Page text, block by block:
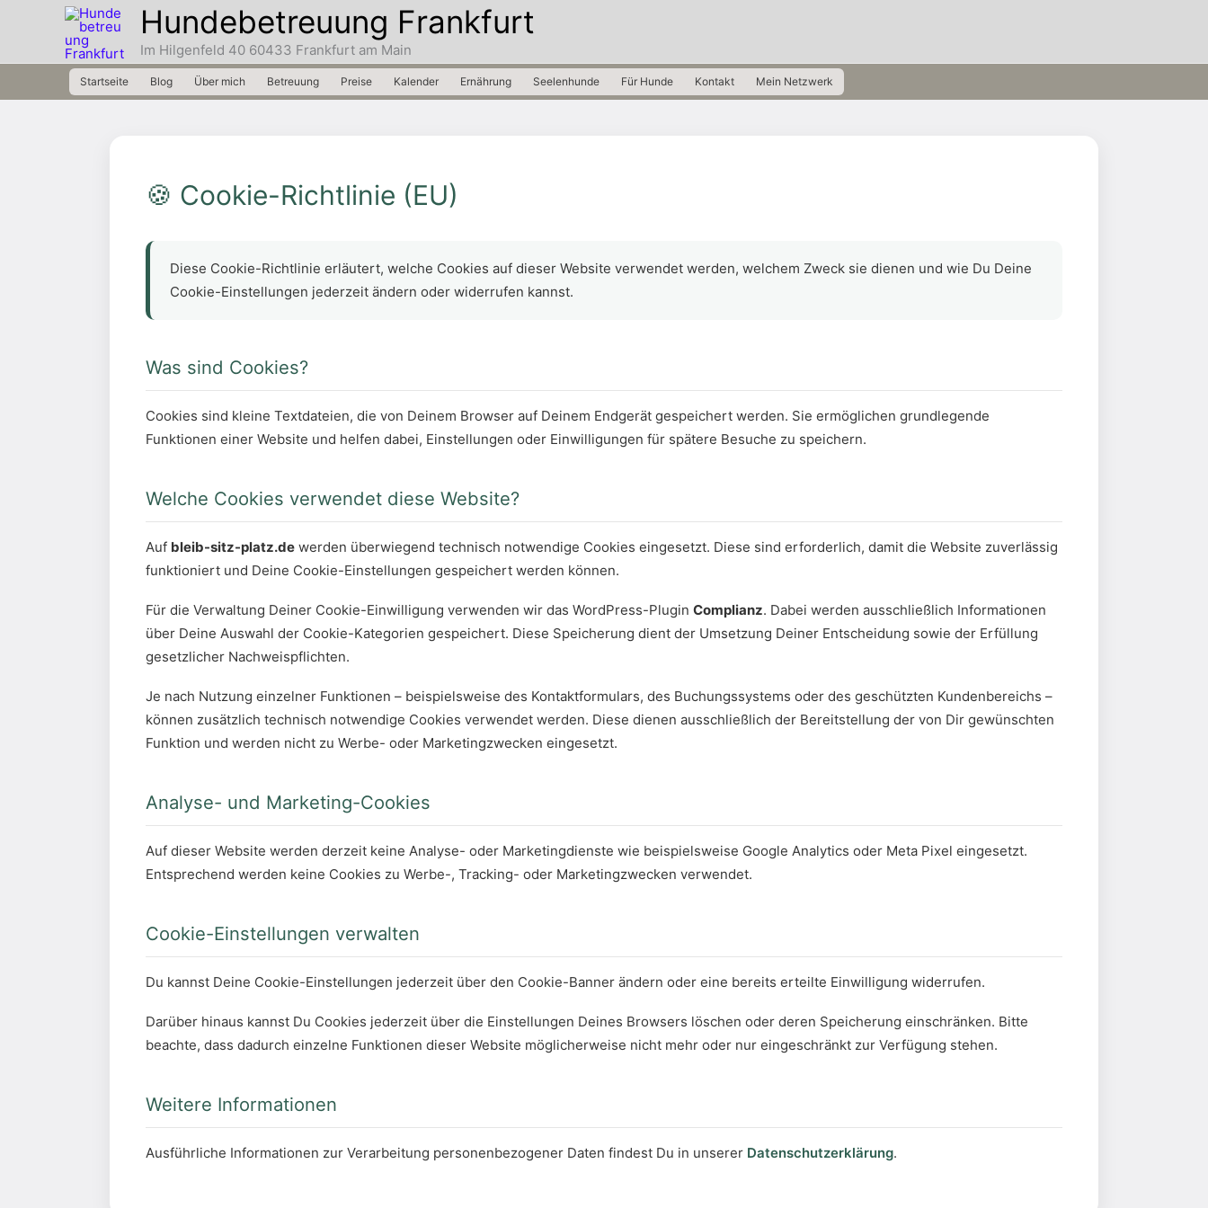
springen
Hundebetreuung Frankfurt
Im Hilgenfeld 40 60433 Frankfurt am Main
Startseite Blog Über mich Betreuung Preise Kalender Ernährung Seelenhunde Für Hunde Kontakt Mein Netzwerk
🍪 Cookie-Richtlinie (EU)
Diese Cookie-Richtlinie erläutert, welche Cookies auf dieser Website verwendet werden, welchem Zweck sie dienen und wie Du Deine
Cookie-Einstellungen jederzeit ändern oder widerrufen kannst.
Was sind Cookies?
Cookies sind kleine Textdateien, die von Deinem Browser auf Deinem Endgerät gespeichert werden. Sie ermöglichen grundlegende
Funktionen einer Website und helfen dabei, Einstellungen oder Einwilligungen für spätere Besuche zu speichern.
Welche Cookies verwendet diese Website?
Auf bleib-sitz-platz.de werden überwiegend technisch notwendige Cookies eingesetzt. Diese sind erforderlich, damit die Website zuverlässig
funktioniert und Deine Cookie-Einstellungen gespeichert werden können.
Für die Verwaltung Deiner Cookie-Einwilligung verwenden wir das WordPress-Plugin Complianz. Dabei werden ausschließlich Informationen
über Deine Auswahl der Cookie-Kategorien gespeichert. Diese Speicherung dient der Umsetzung Deiner Entscheidung sowie der Erfüllung
gesetzlicher Nachweispflichten.
Je nach Nutzung einzelner Funktionen – beispielsweise des Kontaktformulars, des Buchungssystems oder des geschützten Kundenbereichs –
können zusätzlich technisch notwendige Cookies verwendet werden. Diese dienen ausschließlich der Bereitstellung der von Dir gewünschten
Funktion und werden nicht zu Werbe- oder Marketingzwecken eingesetzt.
Analyse- und Marketing-Cookies
Auf dieser Website werden derzeit keine Analyse- oder Marketingdienste wie beispielsweise Google Analytics oder Meta Pixel eingesetzt.
Entsprechend werden keine Cookies zu Werbe-, Tracking- oder Marketingzwecken verwendet.
Cookie-Einstellungen verwalten
Du kannst Deine Cookie-Einstellungen jederzeit über den Cookie-Banner ändern oder eine bereits erteilte Einwilligung widerrufen.
Darüber hinaus kannst Du Cookies jederzeit über die Einstellungen Deines Browsers löschen oder deren Speicherung einschränken. Bitte
beachte, dass dadurch einzelne Funktionen dieser Website möglicherweise nicht mehr oder nur eingeschränkt zur Verfügung stehen.
Weitere Informationen
Ausführliche Informationen zur Verarbeitung personenbezogener Daten findest Du in unserer Datenschutzerklärung.